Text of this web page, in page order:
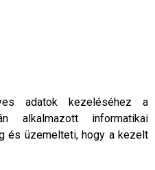
adatok kezeléséhez a
alkalmazott informatikai
és üzemelteti, hogy a kezelt